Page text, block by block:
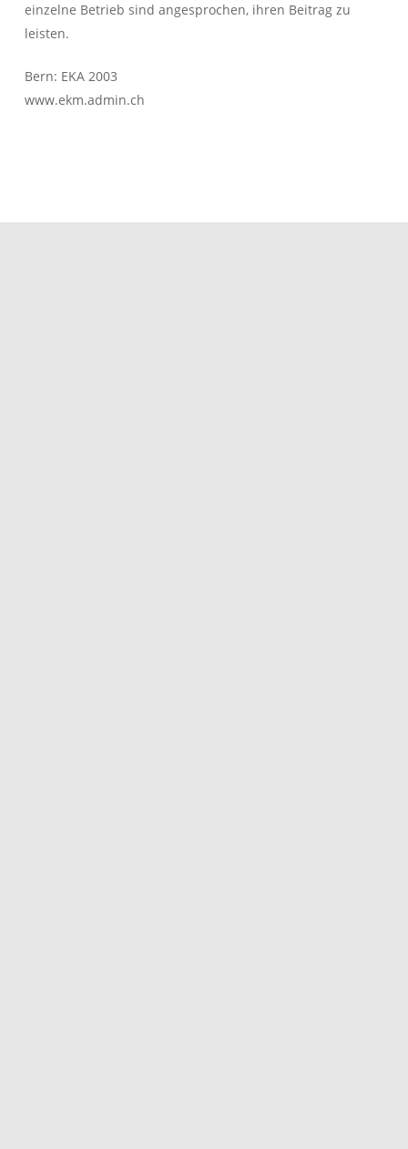
einzelne Betrieb sind angesprochen, ihren Beitrag zu
leisten.
Bern: EKA 2003
www.ekm.admin.ch